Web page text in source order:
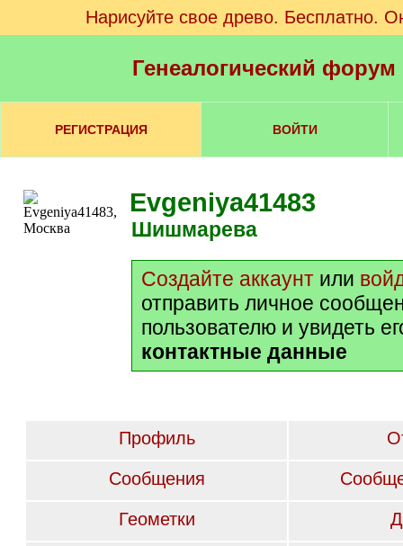
Нарисуйте свое древо. Бесплатно.
Генеалогический
РЕГИСТРАЦИЯ ВОЙТИ
Evgeniya41483
Шишмарева
Создайте аккаунт или
отправить личное
пользователю и увидеть
контактные данные
Профиль
Сообщения
Геометки